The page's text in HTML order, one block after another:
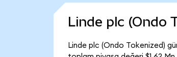
Linde plc (Ondo
Linde plc (Ondo Tokenized)